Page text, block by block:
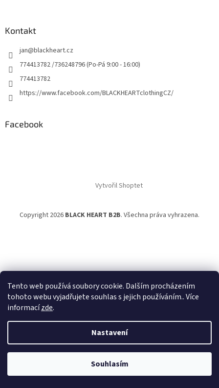
Tento web používá soubory cookie. Dalším procházením
tohoto webu vyjadřujete souhlas s jejich používáním.. Více
informacízde.
Nastavení
Souhlasím
Kontakt
jan@blackheart.cz
774413782 /736248796 (Po-Pá 9:00 - 16:00)
774413782
https://www.facebook.com/BLACKHEARTclothingCZ/
Facebook
Vytvořil Shoptet
Copyright 2026 BLACK HEART B2B. Všechna práva vyhrazena.